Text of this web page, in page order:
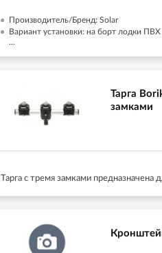
Производитель/Бренд: Solar
Вариант установки: на борт лодки ПВХ
...
Тарга
замками
Тарга с тремя замками предназначена